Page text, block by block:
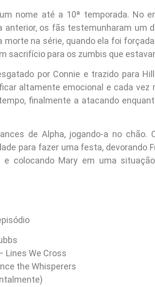
nome até a 10ª temporada. No
anterior, os fãs testemunharam um
na série, quando ela foi
sacrifício para os zumbis que
por Connie e trazido para
altamente emocional e cada vez
finalmente a atacando
de Alpha, jogando-a no chão.
para fazer uma festa, devorando
e colocando Mary em uma
Lines We Cross
the Whisperers